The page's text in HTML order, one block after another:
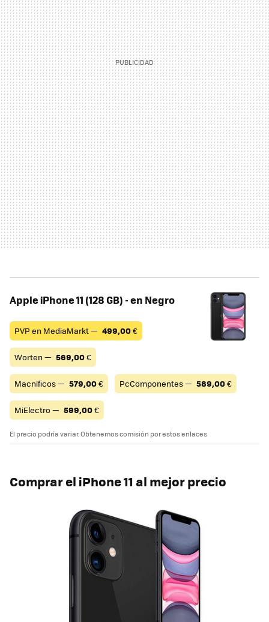
Apple iPhone 11 (128 GB) - en Negro
PVP en MediaMarkt — 499,00€
Worten — 569,00€
Macnificos — 579,00€ PcComponentes — 589,00€
MiElectro — 599,00€
El precio podría variar. Obtenemos comisión por estos enlaces
Comprar el iPhone 11 al mejor precio